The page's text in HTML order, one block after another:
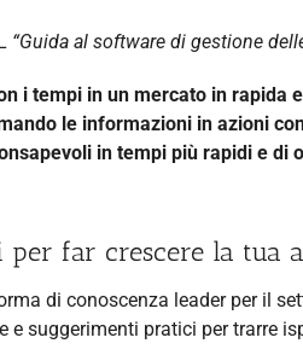
“Guida al software di gestione
i tempi in un mercato in
le informazioni in azioni
in tempi più rapidi e
per far crescere la tua
di conoscenza leader per il
e suggerimenti pratici per trarre